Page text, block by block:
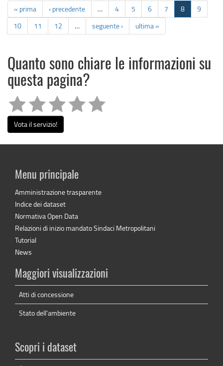
« prima ‹ precedente … 4 5 6 7 8
9
10
11 12 … seguente › ultima »
Quanto sono chiare le informazioni su
questa pagina?
Vota il servizio!
Menu principale
Amministrazione trasparente
Indice dei dataset
Normativa Open Data
Relazioni di inizio mandato Sindaci Metropolitani
Tutorial
News
Maggiori visualizzazioni
Atti di concessione
Stato dell'ambiente
Scopri i dataset